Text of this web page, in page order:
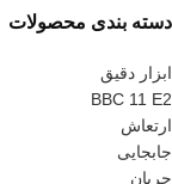
دسته بندی محصولات
ابزار دقیق
BBC 11 E2
ارتعاش
جابجایی
جریان